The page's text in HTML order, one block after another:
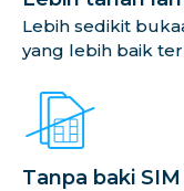
Lebih sedikit
yang lebih baik
Tanpa baki SIM